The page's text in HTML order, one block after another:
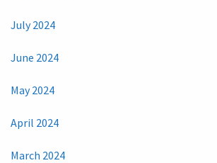
July 2024
June 2024
May 2024
April 2024
March 2024